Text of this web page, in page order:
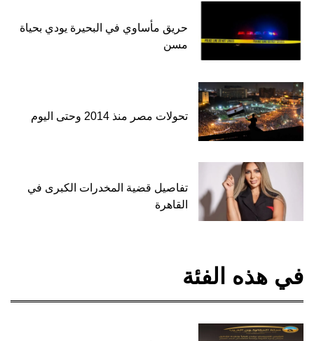
حريق مأساوي في البحيرة يودي بحياة
مسن
تحولات مصر منذ 2014 وحتى اليوم
تفاصيل قضية المخدرات الكبرى في
القاهرة
في هذه الفئة